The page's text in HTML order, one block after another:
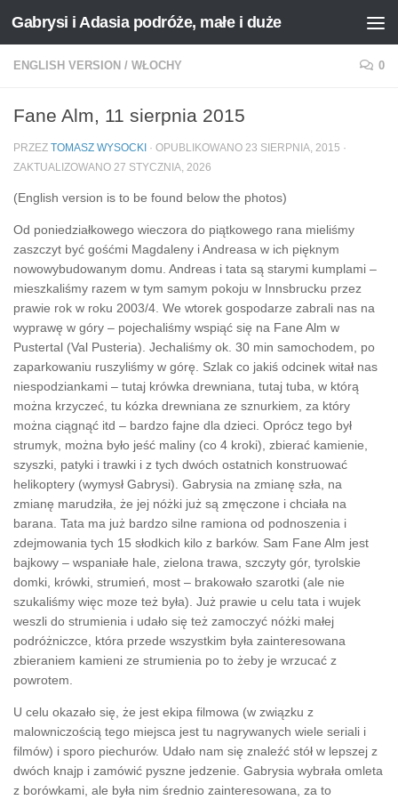
Przejdź do treści
Gabrysi i Adasia podróże, małe i duże
ENGLISH VERSION / WŁOCHY 0
Fane Alm, 11 sierpnia 2015
PRZEZ TOMASZ WYSOCKI · OPUBLIKOWANO 23 SIERPNIA, 2015 ·
ZAKTUALIZOWANO 27 STYCZNIA, 2026
(English version is to be found below the photos)
Od poniedziałkowego wieczora do piątkowego rana mieliśmy
zaszczyt być gośćmi Magdaleny i Andreasa w ich pięknym
nowowybudowanym domu. Andreas i tata są starymi kumplami –
mieszkaliśmy razem w tym samym pokoju w Innsbrucku przez
prawie rok w roku 2003/4. We wtorek gospodarze zabrali nas na
wyprawę w góry – pojechaliśmy wspiąć się na Fane Alm w
Pustertal (Val Pusteria). Jechaliśmy ok. 30 min samochodem, po
zaparkowaniu ruszyliśmy w górę. Szlak co jakiś odcinek witał nas
niespodziankami – tutaj krówka drewniana, tutaj tuba, w którą
można krzyczeć, tu kózka drewniana ze sznurkiem, za który
można ciągnąć itd – bardzo fajne dla dzieci. Oprócz tego był
strumyk, można było jeść maliny (co 4 kroki), zbierać kamienie,
szyszki, patyki i trawki i z tych dwóch ostatnich konstruować
helikoptery (wymysł Gabrysi). Gabrysia na zmianę szła, na
zmianę marudziła, że jej nóżki już są zmęczone i chciała na
barana. Tata ma już bardzo silne ramiona od podnoszenia i
zdejmowania tych 15 słodkich kilo z barków. Sam Fane Alm jest
bajkowy – wspaniałe hale, zielona trawa, szczyty gór, tyrolskie
domki, krówki, strumień, most – brakowało szarotki (ale nie
szukaliśmy więc moze też była). Już prawie u celu tata i wujek
weszli do strumienia i udało się też zamoczyć nóżki małej
podróżniczce, która przede wszystkim była zainteresowana
zbieraniem kamieni ze strumienia po to żeby je wrzucać z
powrotem.
U celu okazało się, że jest ekipa filmowa (w związku z
malowniczością tego miejsca jest tu nagrywanych wiele seriali i
filmów) i sporo piechurów. Udało nam się znaleźć stół w lepszej z
dwóch knajp i zamówić pyszne jedzenie. Gabrysia wybrała omleta
z borówkami, ale była nim średnio zainteresowana, za to